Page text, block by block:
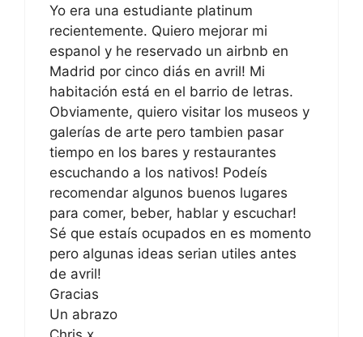
Yo era una estudiante platinum
recientemente. Quiero mejorar mi
espanol y he reservado un airbnb en
Madrid por cinco diás en avril! Mi
habitación está en el barrio de letras.
Obviamente, quiero visitar los museos y
galerías de arte pero tambien pasar
tiempo en los bares y restaurantes
escuchando a los nativos! Podeís
recomendar algunos buenos lugares
para comer, beber, hablar y escuchar!
Sé que estaís ocupados en es momento
pero algunas ideas serian utiles antes
de avril!
Gracias
Un abrazo